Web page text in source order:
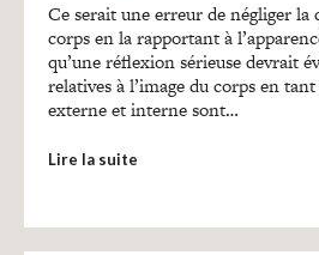
Ce serait une erreur de négliger la
corps en la rapportant à
qu’une réflexion sérieuse devrait
relatives à l’image du corps en
externe et interne sont…
Lire la suite